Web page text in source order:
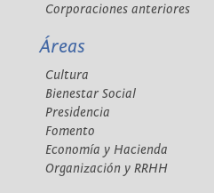
Corporaciones anteriores
Áreas
Cultura
Bienestar Social
Presidencia
Fomento
Economía y Hacienda
Organización y RRHH